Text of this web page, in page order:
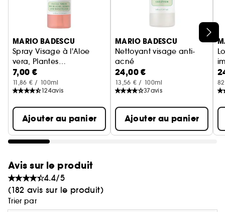
Ignorer le carrousel produits
MARIO BADESCU
Spray Visage à l'Aloe
vera, Plantes
aromatiques et Eau de
rose
Format Voyage
7,00 €
11,86 € / 100ml
124avis
Ajouter au panier
MARIO BADESCU
Nettoyant visage anti-
acné
pour peau acneique
24,00 €
13,56 € / 100ml
37avis
Ajouter au panier
Avis sur le produit
4.4/5
(182 avis sur le produit)
Trier par